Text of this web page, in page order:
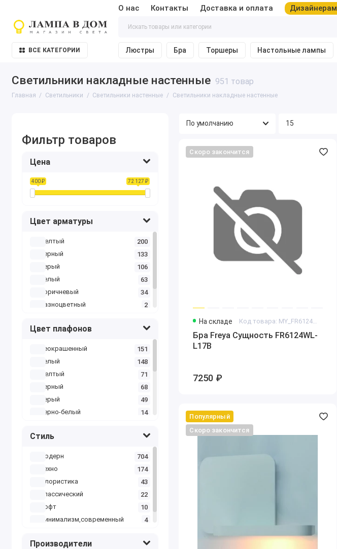
О нас Контакты Доставка и оплата Дизайнерам
ВСЕ КАТЕГОРИИ Люстры Бра Торшеры Настольные лампы
Светильники накладные настенные 951 товар
Главная Светильники Светильники настенные Светильники накладные настенные
Фильтр товаров
Цена
400 ₽ 72 127 ₽
Цвет арматуры
желтый
200
черный
133
серый
106
белый
63
коричневый
34
разноцветный
2
Цвет плафонов
неокрашенный
151
белый
148
желтый
71
черный
68
серый
49
черно-белый
14
разноцветный
10
Стиль
модерн
704
техно
174
флористика
43
классический
22
лофт
10
минимализм,современный
4
Производители
Скоро закончится
На складе Код товара: MY_FR6124WL-L17B
Бра Freya Сущность FR6124WL-
L17B
7250 ₽
Популярный
Скоро закончится